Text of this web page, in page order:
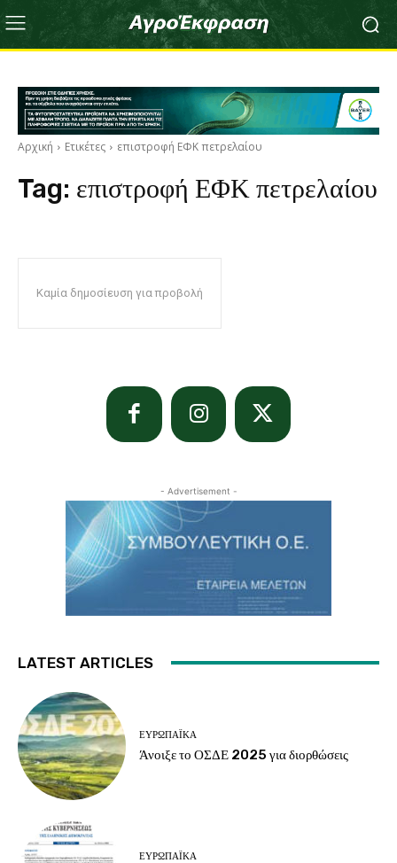
Αρχική Ετικέτες επιστροφή ΕΦΚ πετρελαίου
Tag: επιστροφή ΕΦΚ πετρελαίου
Καμία δημοσίευση για προβολή
- Advertisement -
LATEST ARTICLES
ΕΥΡΩΠΑΪΚΆ
Άνοιξε το ΟΣΔΕ 2025 για διορθώσεις
ΕΥΡΩΠΑΪΚΆ